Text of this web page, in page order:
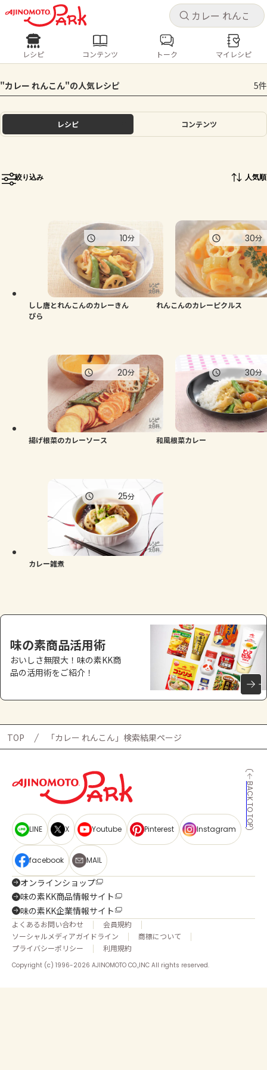
キャ
ログインするとレシピを保存できます
ログイン
ホーム
トーク
よくあるお問い合わせ
お買い物
キャ
レシピ コンテンツ
人気の食材・レシピ
きゅうり なす トマト とうもろこし
ピーマン
レシピ コンテンツ トーク マイレシピ
"カレー れんこん"の人気レシピ 5件
レシピ コンテンツ
絞り込み 人気順
しし唐とれんこんのカレーきん
ぴら
10分
れんこんのカレーピクルス
30分
揚げ根菜のカレーソース
20分
和風根菜カレー
30分
カレー雑煮
25分
味の素商品活用術
おいしさ無限大！味の素KK商
品の活用術をご紹介！
TOP 「カレー れんこん」検索結果ページ
BACK TO TOP
LINE X Youtube Pinterest Instagram
facebook MAIL
オンラインショップ
味の素KK商品情報サイト
味の素KK企業情報サイト
よくあるお問い合わせ
会員規約
ソーシャルメディアガイドライン
商標について
プライバシーポリシー
利用規約
Copyright (c) 1996-2026 AJINOMOTO CO.,INC All rights reserved.